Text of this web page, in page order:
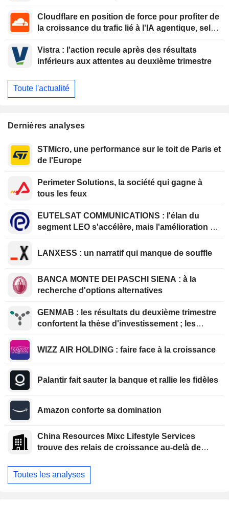
Cloudflare en position de force pour profiter de
la croissance du trafic lié à l'IA agentique, selon
Vistra : l'action recule après des résultats
inférieurs aux attentes au deuxième trimestre
Toute l'actualité
Dernières analyses
STMicro, une performance sur le toit de Paris et
de l'Europe
Perimeter Solutions, la société qui gagne à
tous les feux
EUTELSAT COMMUNICATIONS : l'élan du
segment LEO s'accélère, mais l'amélioration de
LANXESS : un narratif qui manque de souffle
BANCA MONTE DEI PASCHI SIENA : à la
recherche d'options alternatives
GENMAB : les résultats du deuxième trimestre
confortent la thèse d'investissement ; les
WIZZ AIR HOLDING : faire face à la croissance
Palantir fait sauter la banque et rallie les fidèles
Amazon conforte sa domination
China Resources Mixc Lifestyle Services
trouve des relais de croissance au-delà de
Toutes les analyses